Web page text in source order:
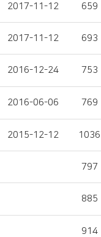
2017-11-12 659
2017-11-12 693
2016-12-24 753
2016-06-06 769
2015-12-12 1036
797
885
914